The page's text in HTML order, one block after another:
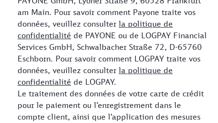
am Main. Pour savoir comment Payone traite vos
données, veuillez consulter la politique de
confidentialité de PAYONE ou de LOGPAY Financial
Services GmbH, Schwalbacher Straße 72, D-65760
Eschborn. Pour savoir comment LOGPAY traite vos
données, veuillez consulter la politique de
confidentialité de LOGPAY.
Le traitement des données de votre carte de crédit
pour le paiement ou l’enregistrement dans le
compte client, ainsi que l’application des mesures